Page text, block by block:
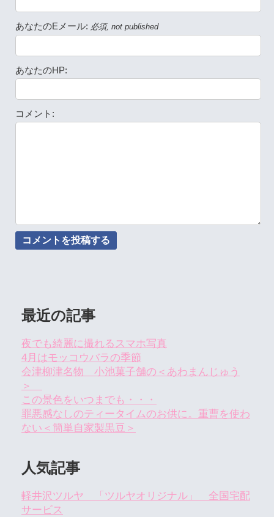
あなたのEメール: 必須, not published
あなたのHP:
コメント:
最近の記事
夜でも綺麗に撮れるスマホ写真
4月はモッコウバラの季節
会津柳津名物 小池菓子舗の＜あわまんじゅう
＞
この景色をいつまでも・・・
罪悪感なしのティータイムのお供に。重曹を使わ
ない＜簡単自家製黒豆＞
人気記事
軽井沢ツルヤ 「ツルヤオリジナル」 全国宅配
サービス